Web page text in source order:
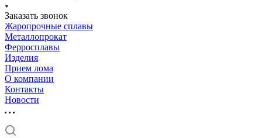
Заказать звонок
Жаропрочные сплавы
Металлопрокат
Ферросплавы
Изделия
Прием лома
О компании
Контакты
Новости